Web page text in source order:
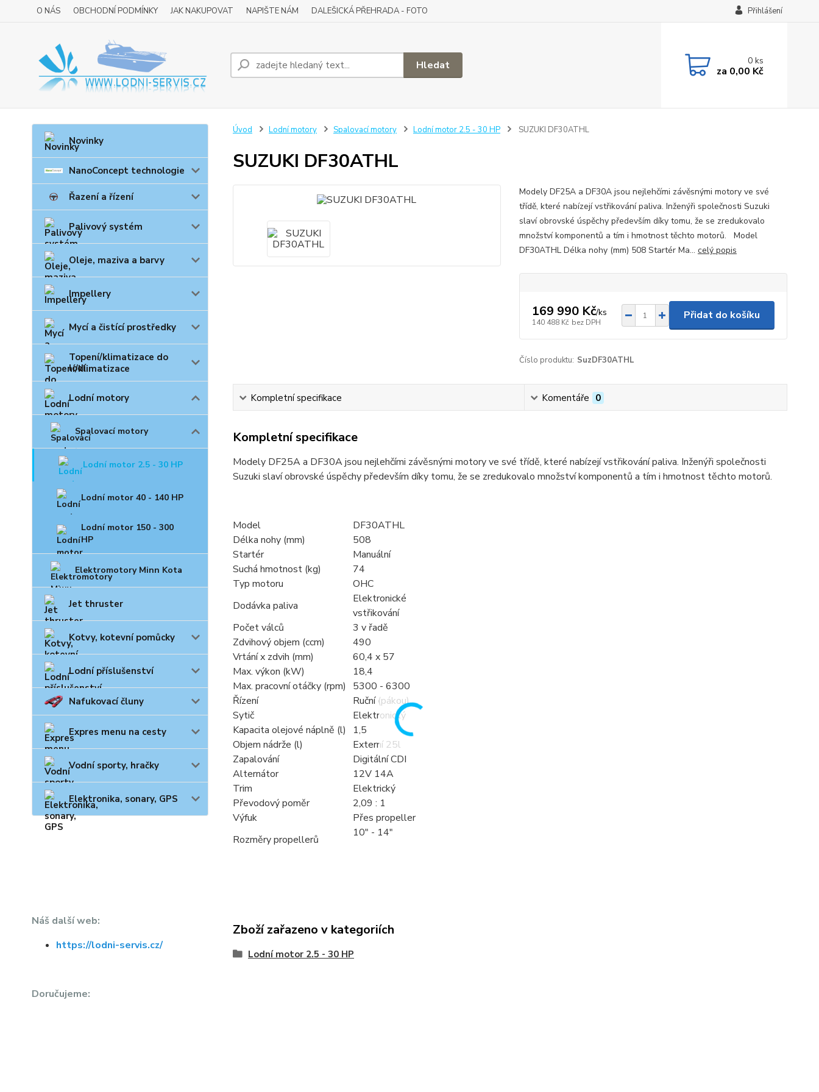
O NÁS OBCHODNÍ PODMÍNKY JAK NAKUPOVAT NAPIŠTE NÁM DALEŠICKÁ PŘEHRADA - FOTO Přihlášení
Hledat 0ks
za 0,00 Kč
Novinky
NanoConcept technologie
Řazení a řízení
Palivový systém
Oleje, maziva a barvy
Impellery
Mycí a čistící prostředky
Topení/klimatizace do
lodí
Lodní motory
Spalovací motory
Lodní motor 2.5 - 30 HP
Lodní motor 40 - 140 HP
Lodní motor 150 - 300
HP
Elektromotory Minn Kota
Jet thruster
Kotvy, kotevní pomůcky
Lodní příslušenství
Nafukovací čluny
Expres menu na cesty
Vodní sporty, hračky
Elektronika, sonary, GPS
Náš další web:
https://lodni-servis.cz/
Doručujeme:
Úvod Lodní motory Spalovací motory Lodní motor 2.5 - 30 HP SUZUKI DF30ATHL
SUZUKI DF30ATHL
Modely DF25A a DF30A jsou nejlehčími závěsnými motory ve své
třídě, které nabízejí vstřikování paliva. Inženýři společnosti Suzuki
slaví obrovské úspěchy především díky tomu, že se zredukovalo
množství komponentů a tím i hmotnost těchto motorů. Model
DF30ATHL Délka nohy (mm) 508 Startér Ma... celý popis
169 990 Kč/ks
140 488 Kč bez DPH
Přidat do košíku
Číslo produktu: SuzDF30ATHL
Kompletní specifikace Komentáře 0
Kompletní specifikace
Modely DF25Aa DF30A jsou nejlehčími závěsnými motory ve své třídě, které nabízejí vstřikování paliva. Inženýři společnosti
Suzuki slaví obrovské úspěchy především díky tomu, že se zredukovalo množství komponentů a tím i hmotnost těchto motorů.
Model
DF30ATHL
Délka nohy (mm)
508
Startér
Manuální
Suchá hmotnost (kg)
74
Typ motoru
OHC
Dodávka paliva
Elektronické
vstřikování
Počet válců
3 v řadě
Zdvihový objem (ccm)
490
Vrtání x zdvih (mm)
60,4 x 57
Max. výkon (kW)
18,4
Max. pracovní otáčky (rpm)
5300 - 6300
Řízení
Ruční (pákou)
Sytič
Elektronický
Kapacita olejové náplně (l)
1,5
Objem nádrže (l)
Externí 25l
Zapalování
Digitální CDI
Alternátor
12V 14A
Trim
Elektrický
Převodový poměr
2,09 : 1
Výfuk
Přes propeller
Rozměry propellerů
10" - 14"
Zboží zařazeno v kategoriích
Lodní motor 2.5 - 30 HP